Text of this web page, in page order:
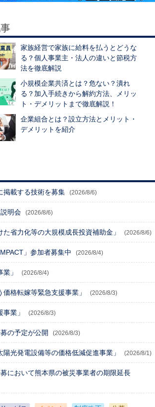
家族経営で家族に給料を払うとどうな
る？個人事業主・法人の違いと節税方
法を徹底解説
小規模企業共済とは？危ない？潰れ
る？加入手続きから解約方法、メリッ
ト・デメリットまで徹底解説！
企業組合とは？設立方法とメリット・
デメリットを紹介
掲載する技術を募集 (2026/8/6)
明会 (2026/8/6)
省力化等の大規模成長投資補助金」 (2026/8/6)
」参加者募集中 (2026/8/4)
」 (2026/8/4)
格転嫁等緊急支援事業」 (2026/8/3)
業」 (2026/8/3)
の予定が公開 (2026/8/3)
光発電設備等の価格低減促進事業」 (2026/8/1)
において熊本県の被災事業者の期限延長